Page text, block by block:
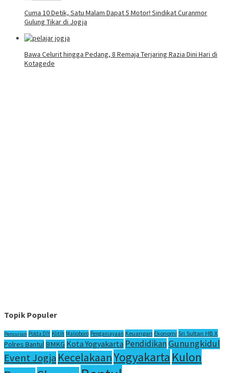
Cuma 10 Detik, Satu Malam Dapat 5 Motor! Sindikat Curanmor
Gulung Tikar di Jogja
Bawa Celurit hingga Pedang, 8 Remaja Terjaring Razia Dini Hari di
Kotagede
Topik Populer
Pencurian Polda DIY Klitih Malioboro Penganiayaan Keuangan Ekonomi Sri Sultan HB X
Polres Bantul BMKG Kota Yogyakarta PendidikanGunungkidul
Event Jogja KecelakaanYogyakarta Kulon